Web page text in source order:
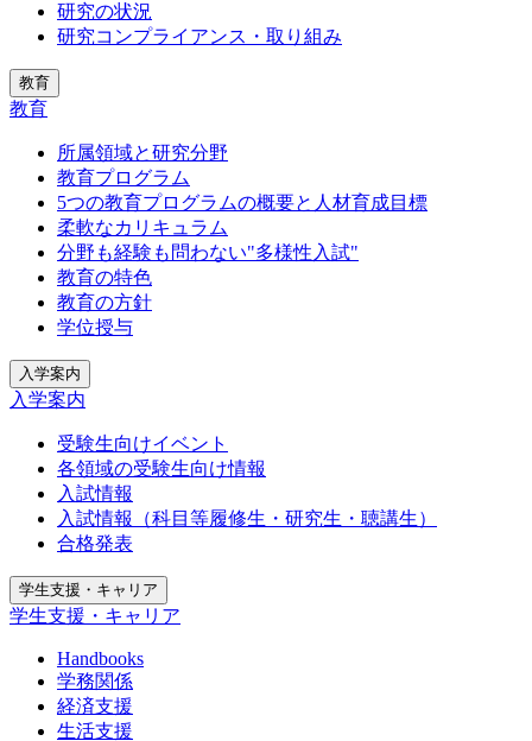
研究の状況
研究コンプライアンス・取り組み
教育
教育
所属領域と研究分野
教育プログラム
5つの教育プログラムの概要と人材育成目標
柔軟なカリキュラム
分野も経験も問わない"多様性入試"
教育の特色
教育の方針
学位授与
入学案内
入学案内
受験生向けイベント
各領域の受験生向け情報
入試情報
入試情報（科目等履修生・研究生・聴講生）
合格発表
学生支援・キャリア
学生支援・キャリア
Handbooks
学務関係
経済支援
生活支援